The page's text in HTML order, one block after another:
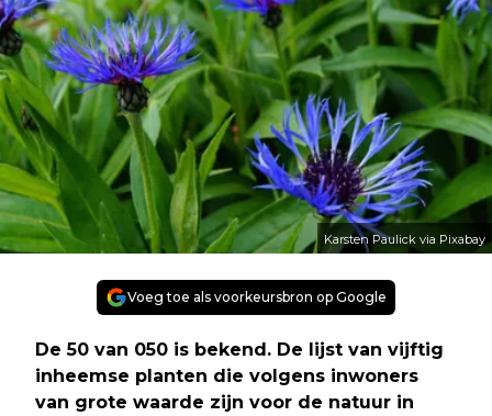
Karsten Paulick via Pixabay
Voeg toe als voorkeursbron op Google
De 50 van 050 is bekend. De lijst van vijftig
inheemse planten die volgens inwoners
van grote waarde zijn voor de natuur in